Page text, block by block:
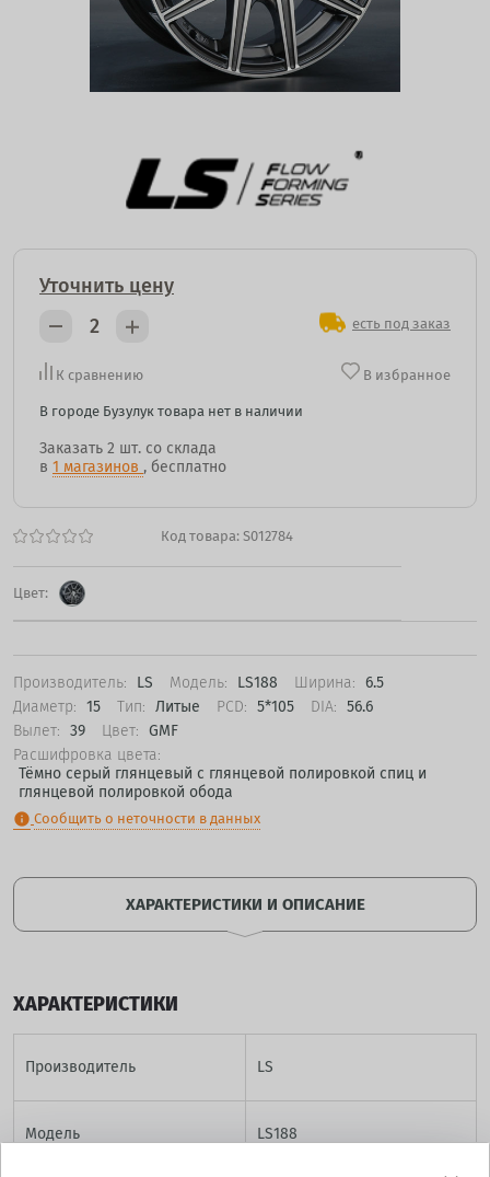
Код товара: S012784
Цвет:
Производитель: LS Модель: LS188 Ширина: 6.5
Диаметр: 15 Тип: Литые PCD: 5*105 DIA: 56.6
Вылет: 39 Цвет: GMF
Расшифровка цвета:
Тёмно серый глянцевый с глянцевой полировкой спиц и
глянцевой полировкой обода
info Сообщить о неточности в данных
Уточнить цену
есть под заказ
К сравнению В избранное
В городе Бузулук товара нет в наличии
Заказать 2 шт. со склада
в 1 магазинов , бесплатно
ХАРАКТЕРИСТИКИ И ОПИСАНИЕ
ХАРАКТЕРИСТИКИ
Производитель LS
Модель LS188